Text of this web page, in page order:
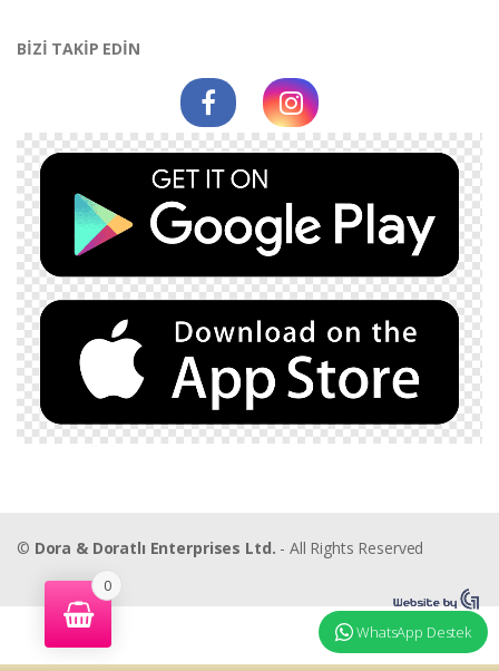
BİZİ TAKİP EDİN
© Dora & Doratlı Enterprises Ltd. - All Rights Reserved
0
WhatsApp Destek